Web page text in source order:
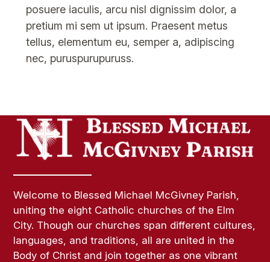
posuere iaculis, arcu nisl dignissim dolor, a
pretium mi sem ut ipsum. Praesent metus
tellus, elementum eu, semper a, adipiscing
nec, puruspurupuruss.
Welcome to Blessed Michael McGivney Parish,
uniting the eight Catholic churches of the Elm
City. Though our churches span different cultures,
languages, and traditions, all are united in the
Body of Christ and join together as one vibrant